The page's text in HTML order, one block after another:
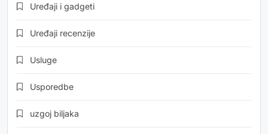
Uređaji i gadgeti
Uređaji recenzije
Usluge
Usporedbe
uzgoj biljaka